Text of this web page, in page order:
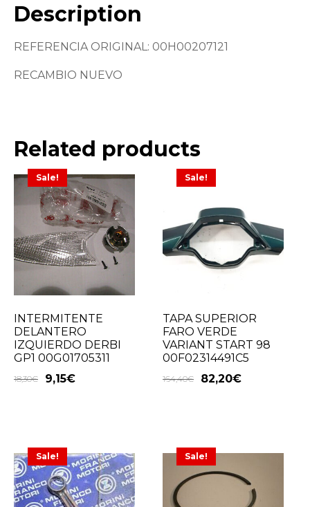
Description
REFERENCIA ORIGINAL: 00H00207121
RECAMBIO NUEVO
Related products
Sale!
INTERMITENTE
DELANTERO
IZQUIERDO DERBI
GP1 00G01705311
18,30€ 9,15€
Sale!
TAPA SUPERIOR
FARO VERDE
VARIANT START 98
00F02314491C5
164,40€ 82,20€
Sale! Sale!